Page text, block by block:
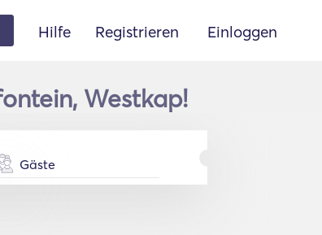
Hilfe Registrieren Einloggen
Westkap!
Gäste